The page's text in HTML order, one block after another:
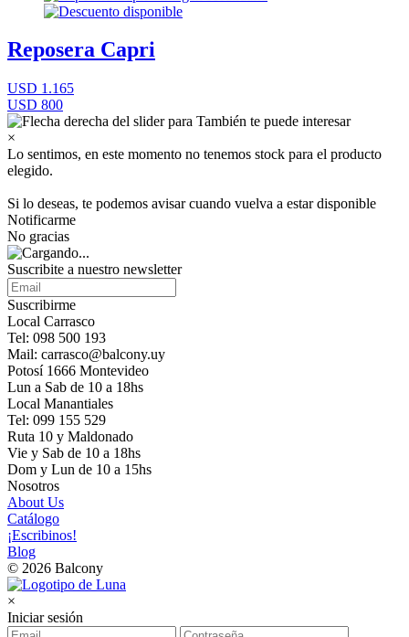
Reposera Capri
USD 1.165
USD 800
×
Lo sentimos, en este momento no tenemos stock para el producto
elegido.
Si lo deseas, te podemos avisar cuando vuelva a estar disponible
Notificarme
No gracias
Suscribite a nuestro newsletter
Suscribirme
Local Carrasco
Tel: 098 500 193
Mail: carrasco@balcony.uy
Potosí 1666 Montevideo
Lun a Sab de 10 a 18hs
Local Manantiales
Tel: 099 155 529
Ruta 10 y Maldonado
Vie y Sab de 10 a 18hs
Dom y Lun de 10 a 15hs
Nosotros
About Us
Catálogo
¡Escribinos!
Blog
© 2026 Balcony
×
Iniciar sesión